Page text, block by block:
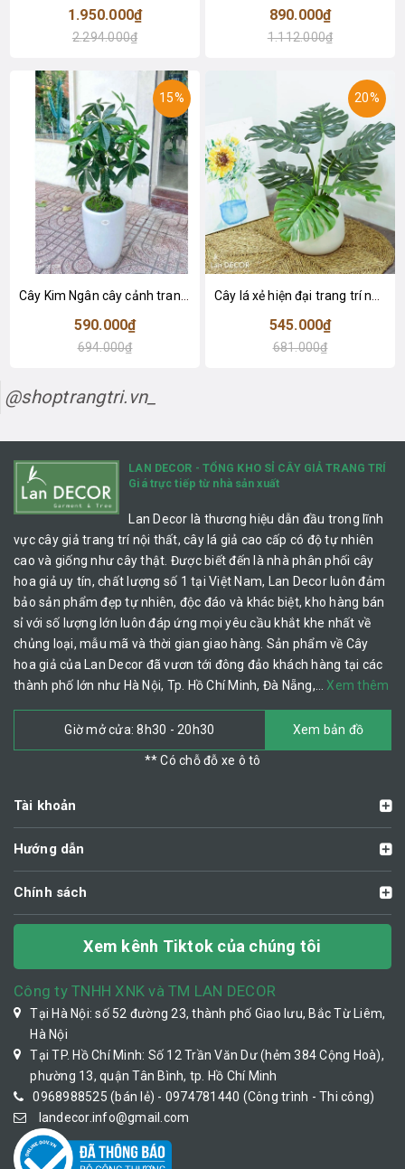
1.950.000₫
2.294.000₫
890.000₫
1.112.000₫
15%
590.000₫
694.000₫
20%
545.000₫
681.000₫
@shoptrangtri.vn_
LAN DECOR - TỔNG KHO SỈ CÂY GIẢ TRANG TRÍ
Giá trực tiếp từ nhà sản xuất
Lan Decor là thương hiệu dẫn đầu trong lĩnh
vực cây giả trang trí nội thất, cây lá giả cao cấp có độ tự nhiên
cao và giống như cây thật. Được biết đến là nhà phân phối cây
hoa giả uy tín, chất lượng số 1 tại Việt Nam, Lan Decor luôn đảm
bảo sản phẩm đẹp tự nhiên, độc đáo và khác biệt, kho hàng bán
sỉ với số lượng lớn luôn đáp ứng mọi yêu cầu khắt khe nhất về
chủng loại, mẫu mã và thời gian giao hàng. Sản phẩm về Cây
hoa giả của Lan Decor đã vươn tới đông đảo khách hàng tại các
thành phố lớn như Hà Nội, Tp. Hồ Chí Minh, Đà Nẵng,…Xem thêm
Giờ mở cửa: 8h30 - 20h30 Xem bản đồ
** Có chỗ đỗ xe ô tô
Tài khoản
Hướng dẫn
Chính sách
Xem kênh Tiktok của chúng tôi
Công ty TNHH XNK và TM LAN DECOR
Tại Hà Nội: số 52 đường 23, thành phố Giao lưu, Bắc Từ Liêm,
Hà Nội
Tại TP. Hồ Chí Minh: Số 12 Trần Văn Dư (hẻm 384 Cộng Hoà),
phường 13, quận Tân Bình, tp. Hồ Chí Minh
0968988525 (bán lẻ) - 0974781440 (Công trình - Thi công)
landecor.info@gmail.com